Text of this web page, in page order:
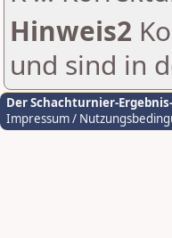
Hinweis2
und sind in
Der Schachturnier-
Impressum /